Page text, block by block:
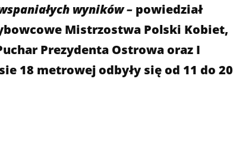
wyników – powiedział
Mistrzostwa Polski Kobiet,
Prezydenta Ostrowa oraz I
18 metrowej odbyły się od 11 do 20